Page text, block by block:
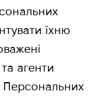
їхню
агенти
Персональних